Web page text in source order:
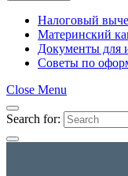
Налоговый
Материнский
Документы для
Советы по
Close Menu
Search for: